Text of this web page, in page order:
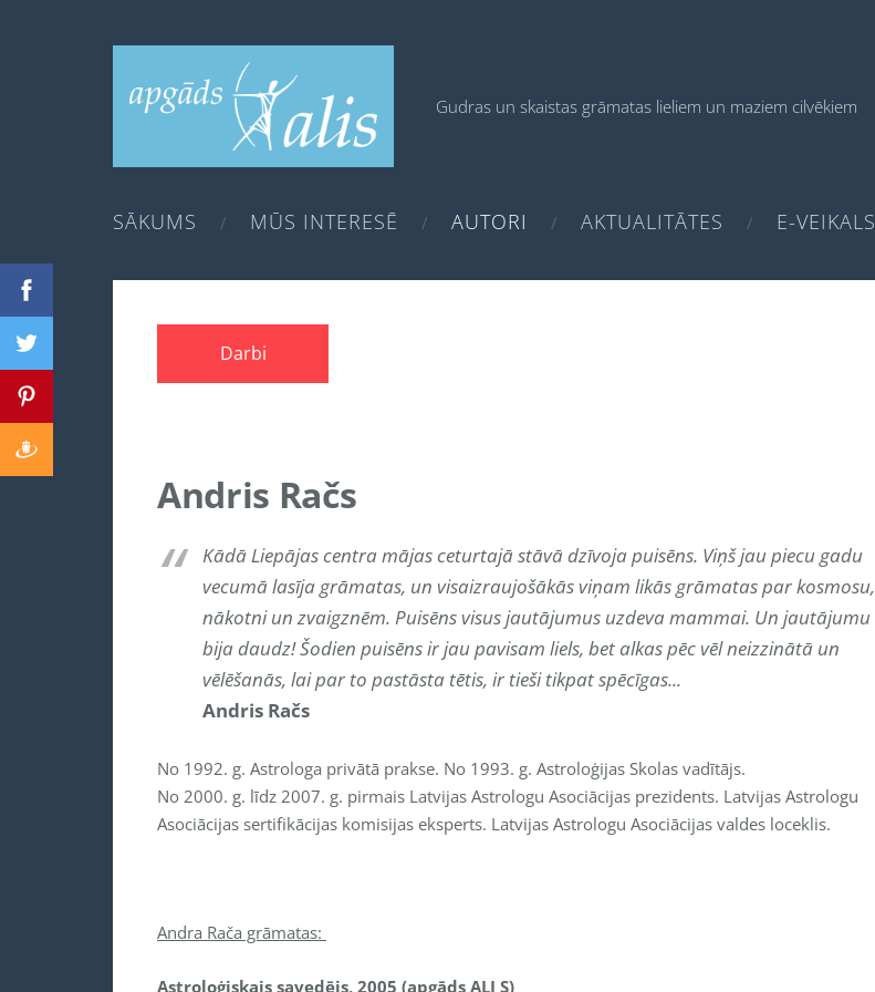
Gudras un skaistas grāmatas lieliem un maziem cilvēkiem
SĀKUMS MŪS INTERESĒ AUTORI AKTUALITĀTES E-VEIKALS
Darbi
Andris Račs
Kādā Liepājas centra mājas ceturtajā stāvā dzīvoja puisēns. Viņš jau piecu gadu
vecumā lasīja grāmatas, un visaizraujošākās viņam likās grāmatas par kosmosu,
nākotni un zvaigznēm. Puisēns visus jautājumus uzdeva mammai. Un jautājumu
bija daudz! Šodien puisēns ir jau pavisam liels, bet alkas pēc vēl neizzinātā un
vēlēšanās, lai par to pastāsta tētis, ir tieši tikpat spēcīgas...
Andris Račs
No 1992. g. Astrologa privātā prakse. No 1993. g. Astroloģijas Skolas vadītājs.
No 2000. g. līdz 2007. g. pirmais Latvijas Astrologu Asociācijas prezidents. Latvijas Astrologu
Asociācijas sertifikācijas komisijas eksperts. Latvijas Astrologu Asociācijas valdes loceklis.
Andra Rača grāmatas:
Astroloģiskais savedējs, 2005 (apgāds ALI S)